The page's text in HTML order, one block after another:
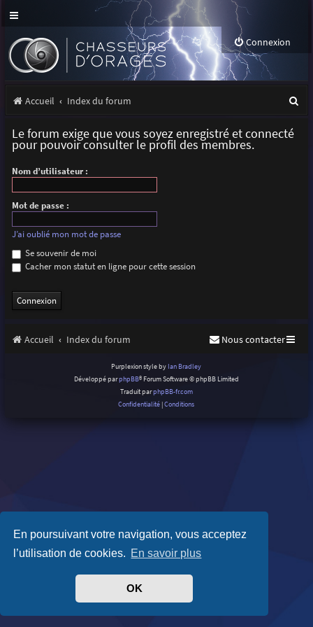
En poursuivant votre navigation, vous acceptez
l’utilisation de cookies. En savoir plus
OK
Connexion
Accueil Index du forum
Le forum exige que vous soyez enregistré et connecté
pour pouvoir consulter le profil des membres.
Nom d’utilisateur :
Mot de passe :
J’ai oublié mon mot de passe
Se souvenir de moi
Cacher mon statut en ligne pour cette session
Accueil Index du forum Nous contacter
Purplexion style by Ian Bradley
Développé parphpBB® Forum Software © phpBB Limited
Traduit parphpBB-fr.com
Confidentialité |Conditions